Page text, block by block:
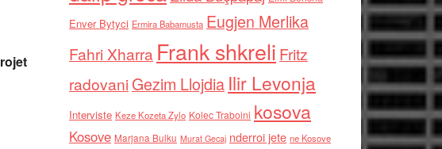
Enver Bytyci Ermira Babamusta Eugjen Merlika
Fahri Xharra Frank shkreli Fritz
radovaniGezim Llojdia Ilir Levonja
Interviste Keze Kozeta Zylo Kolec Traboini kosova
Kosove Marjana Bulku Murat Gecaj nderroi jete ne Kosove